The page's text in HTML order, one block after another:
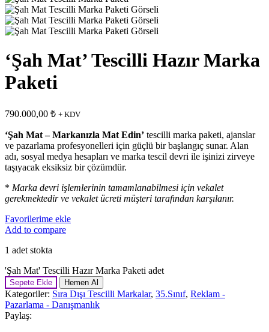
‘Şah Mat’ Tescilli Hazır Marka
Paketi
790.000,00 ₺ + KDV
‘Şah Mat – Markanızla Mat Edin’ tescilli marka paketi, ajanslar
ve pazarlama profesyonelleri için güçlü bir başlangıç sunar. Alan
adı, sosyal medya hesapları ve marka tescil devri ile işinizi zirveye
taşıyacak eksiksiz bir çözümdür.
* Marka devri işlemlerinin tamamlanabilmesi için vekalet
gerekmektedir ve vekalet ücreti müşteri tarafından karşılanır.
Favorilerime ekle
Add to compare
1 adet stokta
'Şah Mat' Tescilli Hazır Marka Paketi adet
Sepete Ekle Hemen Al
Kategoriler: Sıra Dışı Tescilli Markalar, 35.Sınıf, Reklam -
Pazarlama - Danışmanlık
Paylaş: